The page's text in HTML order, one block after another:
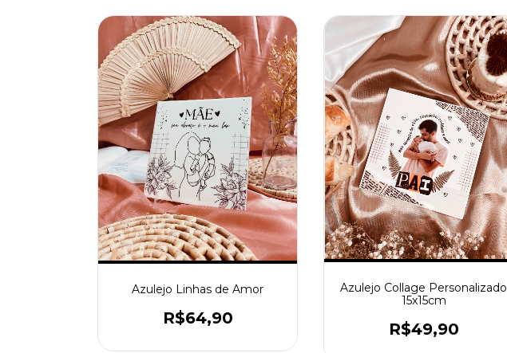
Azulejo Linhas de Amor
R$64,90
Azulejo Collage Personalizado
15x15cm
R$49,90